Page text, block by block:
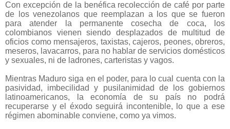
Con excepción de la benéfica recolección de café por parte
de los venezolanos que reemplazan a los que se fueron
para atender la permanente cosecha de coca, los
colombianos vienen siendo desplazados de multitud de
oficios como mensajeros, taxistas, cajeros, peones, obreros,
meseros, lavacarros, para no hablar de servicios domésticos
y sexuales, ni de ladrones, carteristas y vagos.
Mientras Maduro siga en el poder, para lo cual cuenta con la
pasividad, imbecilidad y pusilanimidad de los gobiernos
latinoamericanos, la economía de su país no podrá
recuperarse y el éxodo seguirá incontenible, lo que a ese
régimen abominable conviene, como ya vimos.